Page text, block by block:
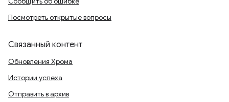
Посмотреть открытые вопросы
Связанный контент
Обновления Хрома
Истории успеха
Отправить в архив